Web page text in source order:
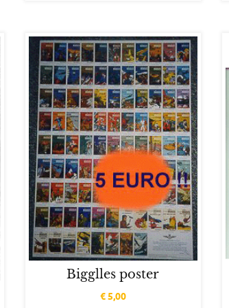
Bigglles poster
€5,00